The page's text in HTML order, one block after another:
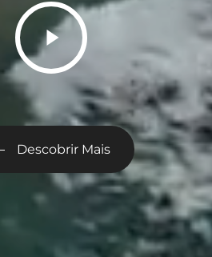
Play
Video
Descobrir Mais